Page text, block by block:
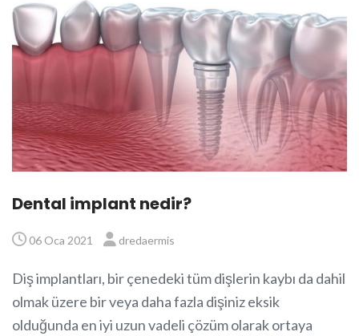
Dental implant nedir?
06 Oca 2021 dredaermis
Diş implantları, bir çenedeki tüm dişlerin kaybı da dahil
olmak üzere bir veya daha fazla dişiniz eksik
olduğunda en iyi uzun vadeli çözüm olarak ortaya